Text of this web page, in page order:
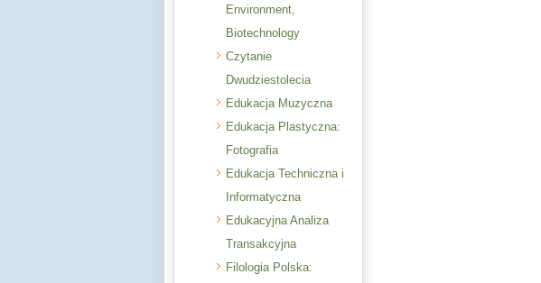
Environment,
Biotechnology
Czytanie
Dwudziestolecia
Edukacja Muzyczna
Edukacja Plastyczna:
Fotografia
Edukacja Techniczna i
Informatyczna
Edukacyjna Analiza
Transakcyjna
Filologia Polska: